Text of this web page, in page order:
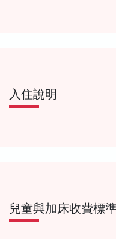
入住說明
兒童與加床收費標